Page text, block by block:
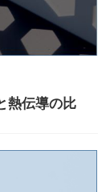
熱伝導の比